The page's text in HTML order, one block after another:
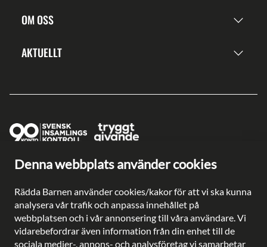
Denna webbplats använder cookies
Rädda Barnen använder cookies/kakor för att vi ska kunna
analysera vår trafik och anpassa innehållet på
webbplatsen och i vår annonsering till våra användare. Vi
vidarebefordrar även information från din enhet till de
sociala medier-, annons- och analysföretag vi samarbetar
OM OSS
AKTUELLT
Ge en gåva direkt
Plusgiro: 90 2003-3
Bankgiro: 902-0033
Säkra betalningar med